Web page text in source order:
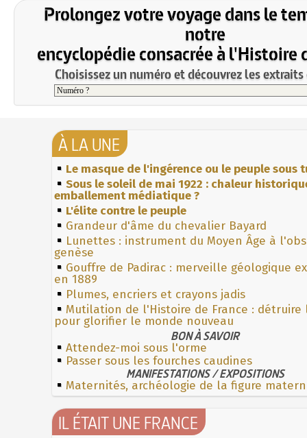
Prolongez votre voyage dans le
notre
encyclopédie consacrée à l'Histoire
Choisissez un numéro et découvrez les
À LA UNE
Le masque de l'ingérence ou le peuple sous
Sous le soleil de mai 1922 : chaleur
emballement médiatique ?
L'élite contre le peuple
Grandeur d'âme du chevalier Bayard
Lunettes : instrument du Moyen Âge à
genèse
Gouffre de Padirac : merveille géologique
en 1889
Plumes, encriers et crayons jadis
Mutilation de l'Histoire de France : détruire
pour glorifier le monde nouveau
BON À SAVOIR
Attendez-moi sous l'orme
Passer sous les fourches caudines
MANIFESTATIONS / EXPOSITIONS
Maternités, archéologie de la figure
IL ÉTAIT UNE FRANCE